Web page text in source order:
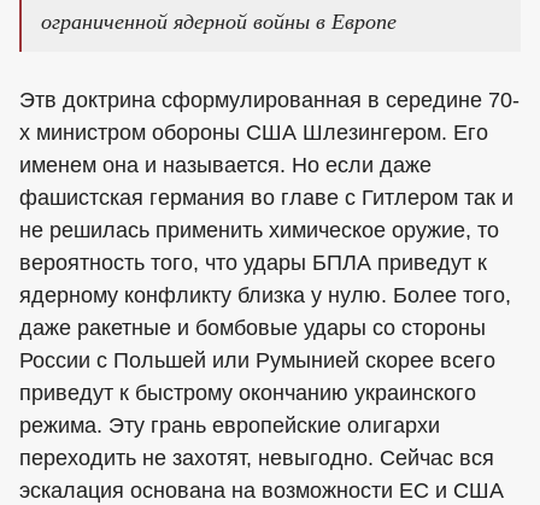
ограниченной ядерной войны в Европе
Этв доктрина сформулированная в середине 70-
х министром обороны США Шлезингером. Его
именем она и называется. Но если даже
фашистская германия во главе с Гитлером так и
не решилась применить химическое оружие, то
вероятность того, что удары БПЛА приведут к
ядерному конфликту близка у нулю. Более того,
даже ракетные и бомбовые удары со стороны
России с Польшей или Румынией скорее всего
приведут к быстрому окончанию украинского
режима. Эту грань европейские олигархи
переходить не захотят, невыгодно. Сейчас вся
эскалация основана на возможности ЕС и США